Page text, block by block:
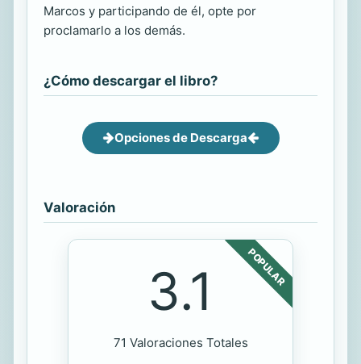
Marcos y participando de él, opte por
proclamarlo a los demás.
¿Cómo descargar el libro?
Opciones de Descarga
Valoración
POPULAR
3.1
71 Valoraciones Totales